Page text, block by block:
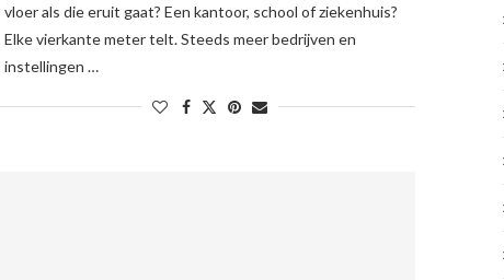
vloer als die eruit gaat? Een kantoor, school of ziekenhuis?
Elke vierkante meter telt. Steeds meer bedrijven en
instellingen …